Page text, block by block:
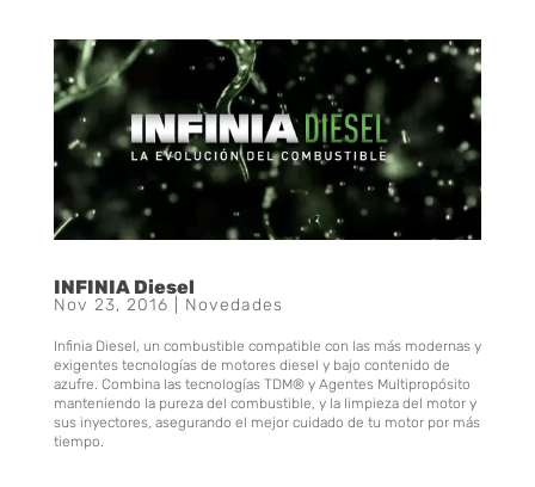
INFINIA Diesel
Nov 23, 2016 Novedades
Infinia Diesel, un combustible compatible con las más modernas y
exigentes tecnologías de motores diesel y bajo contenido de
azufre. Combina las tecnologías TDM® y Agentes Multipropósito
manteniendo la pureza del combustible, y la limpieza del motor y
sus inyectores, asegurando el mejor cuidado de tu motor por más
tiempo.